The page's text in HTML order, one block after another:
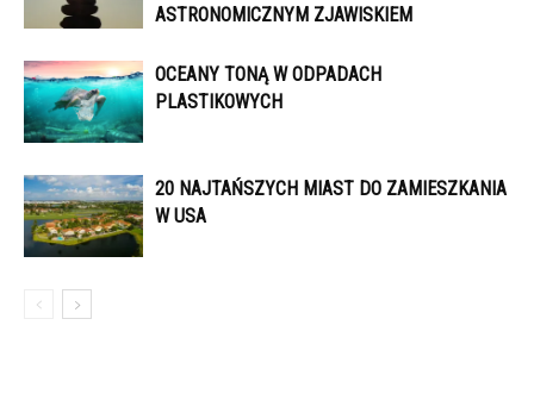
ASTRONOMICZNYM ZJAWISKIEM
OCEANY TONĄ W ODPADACH
PLASTIKOWYCH
20 NAJTAŃSZYCH MIAST DO ZAMIESZKANIA
W USA